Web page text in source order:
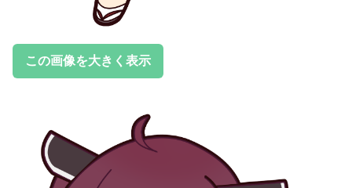
この画像を大きく表示